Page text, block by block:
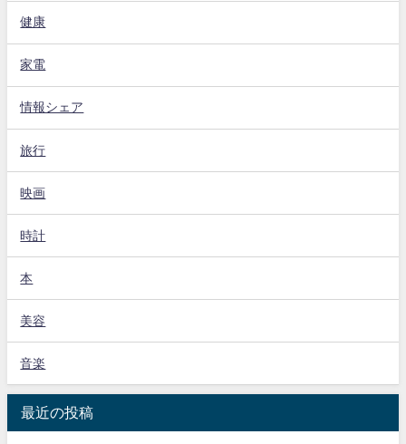
健康
家電
情報シェア
旅行
映画
時計
本
美容
音楽
最近の投稿